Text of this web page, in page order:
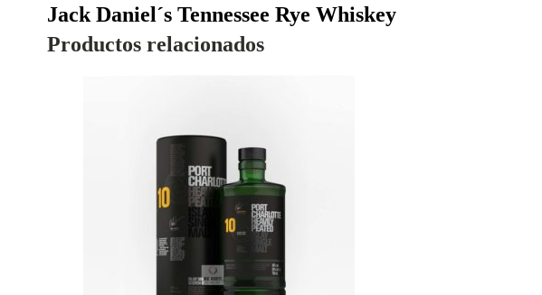
Jack Daniel´s Tennessee Rye Whiskey
Productos relacionados